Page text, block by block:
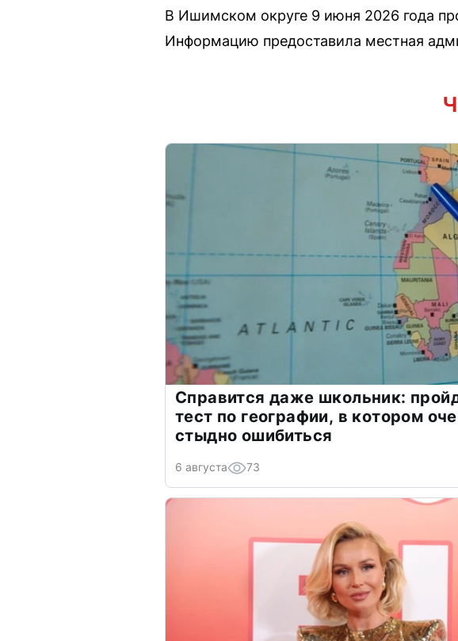
В Ишимском округе 9 июня 2026 года
Информацию предоставила местная
Справится даже школьник:
тест по географии, в котором
стыдно ошибиться
6 августа 73